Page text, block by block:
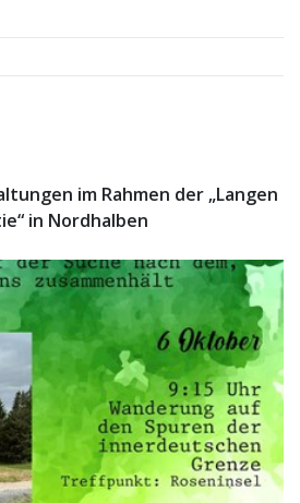
im Rahmen der „Langen
in Nordhalben